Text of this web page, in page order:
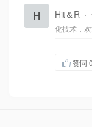
H Hit＆R ·
化技术，欢
赞同 0